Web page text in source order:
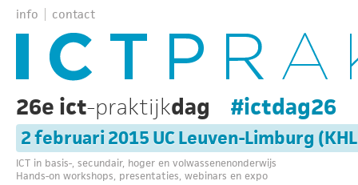
info contact
26e ict-praktijkdag #ictdag26
2 februari 2015 UC Leuven-Limburg
ICT in basis-, secundair, hoger en volwassenenonderwijs
Hands-on workshops, presentaties, webinars en expo